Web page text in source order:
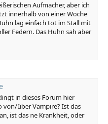
Aufmacher, aber ich
innerhalb von einer Woche
lag einfach tot im Stall mit
Federn. Das Huhn sah aber
in dieses Forum hier
von/über Vampire? Ist das
ist das ne Krankheit, oder